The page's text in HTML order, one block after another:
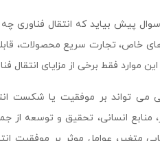
پیش بیاید که انتقال فناوری چه
خاص، تجارت سریع محصولات،
موارد فقط برخی از مزایای انتقال
می تواند بر موفقیت یا شکست
انسانی، تحقيق و توسعه از